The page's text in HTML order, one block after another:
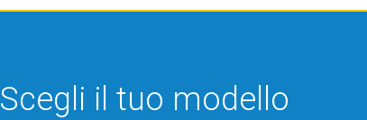
Scegli il tuo modello